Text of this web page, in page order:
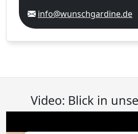
info@wunschgardine.de
Video: Blick in